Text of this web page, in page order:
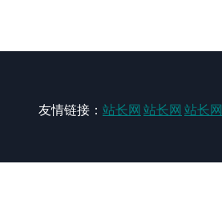
友情链接： 站长网 站长网 站长网